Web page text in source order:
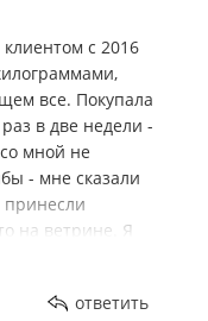
с 2016
все. Покупала
в две недели -
мной не
- мне сказали
принесли
на ветрине. Я
мне
заказывать
потому
ответить